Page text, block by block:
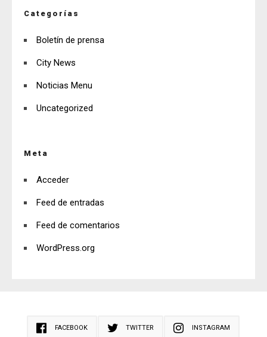
Categorías
Boletín de prensa
City News
Noticias Menu
Uncategorized
Meta
Acceder
Feed de entradas
Feed de comentarios
WordPress.org
FACEBOOK TWITTER INSTAGRAM